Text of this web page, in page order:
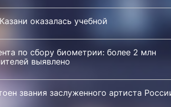
оказалась учебной
по сбору биометрии: более 2 млн
выявлено
звания заслуженного артиста